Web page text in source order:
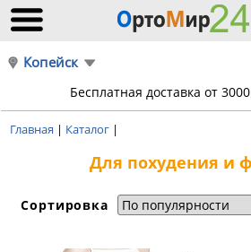
Копейск
Бесплатная доставка от
Главная | Каталог |
Для похудения и
Сортировка